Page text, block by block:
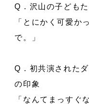
Q．沢山の子ども
「とにかく可愛か
で。」
Q．初共演された
の印象
「なんてまっすぐ